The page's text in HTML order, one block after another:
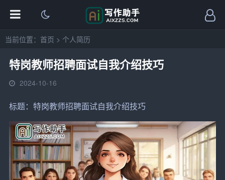
当前位置： 首页 > 个人简历
特岗教师招聘面试自我介绍技巧
2024-10-16
标题： 特岗教师招聘面试自我介绍技巧